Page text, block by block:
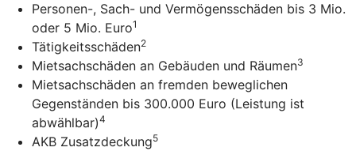
Personen-, Sach- und Vermögensschäden bis 3 Mio.
oder 5 Mio. Euro1
Tätigkeitsschäden2
Mietsachschäden an Gebäuden und Räumen3
Mietsachschäden an fremden beweglichen
Gegenständen bis 300.000 Euro (Leistung ist
abwählbar)4
AKB Zusatzdeckung5